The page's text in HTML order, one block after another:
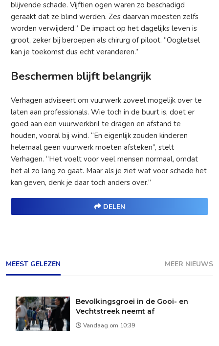
blijvende schade. Vijftien ogen waren zo beschadigd
geraakt dat ze blind werden. Zes daarvan moesten zelfs
worden verwijderd.” De impact op het dagelijks leven is
groot, zeker bij beroepen als chirurg of piloot. “Oogletsel
kan je toekomst dus echt veranderen.”
Beschermen blijft belangrijk
Verhagen adviseert om vuurwerk zoveel mogelijk over te
laten aan professionals. Wie toch in de buurt is, doet er
goed aan een vuurwerkbril te dragen en afstand te
houden, vooral bij wind. “En eigenlijk zouden kinderen
helemaal geen vuurwerk moeten afsteken”, stelt
Verhagen. “Het voelt voor veel mensen normaal, omdat
het al zo lang zo gaat. Maar als je ziet wat voor schade het
kan geven, denk je daar toch anders over.”
DELEN
MEEST GELEZEN MEER NIEUWS
Bevolkingsgroei in de Gooi- en
Vechtstreek neemt af
Vandaag om 10:39